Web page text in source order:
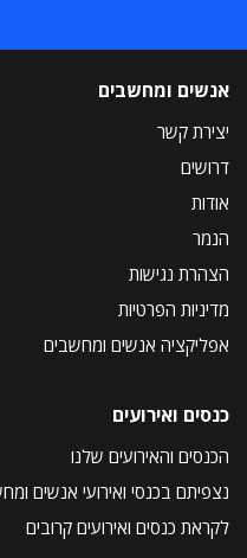
אנשים ומחשבים
יצירת קשר
דרושים
אודות
הנמר
הצהרת נגישות
מדיניות הפרטיות
אפליקציה אנשים ומחשבים
כנסים ואירועים
הכנסים והאירועים שלנו
נצפיתם בכנסי ואירועי אנשים
לקראת כנסים ואירועים קרובים